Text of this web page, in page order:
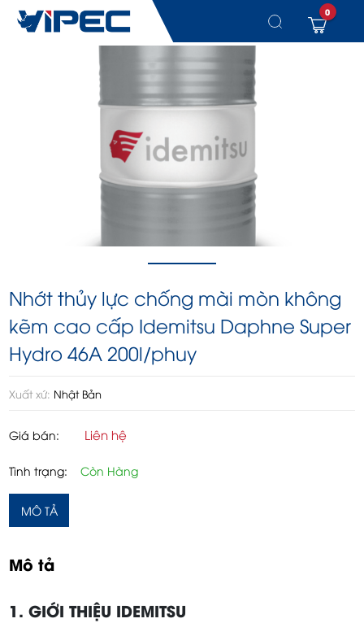
0
Nhớt thủy lực chống mài mòn không
kẽm cao cấp Idemitsu Daphne Super
Hydro 46A 200l/phuy
Xuất xứ: Nhật Bản
Giá bán: Liên hệ
Tình trạng: Còn Hàng
MÔ TẢ
Mô tả
1. GIỚI THIỆU IDEMITSU